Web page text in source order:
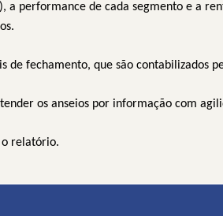
a performance de cada segmento e a
de fechamento, que são contabilizados
os anseios por informação com
relatório.